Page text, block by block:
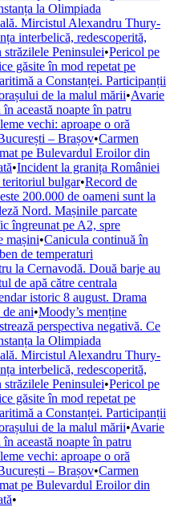
la Olimpiada
Mircistul Alexandru Thury-
interbelică, redescoperită,
Peninsulei•Pericol pe
găsite în mod repetat pe
a Constanței. Participanții
de la malul mării•Avarie
această noapte în patru
vechi: aproape o oră
– Brașov•Carmen
pe Bulevardul Eroilor din
•Incident la granița României
bulgar•Record de
200.000 de oameni sunt la
Nord. Mașinile parcate
îngreunat pe A2, spre
mașini•Canicula continuă în
de temperaturi
la Cernavodă. Două barje au
de apă către centrala
istoric 8 august. Drama
ani•Moody’s menține
perspectiva negativă. Ce
la Olimpiada
Mircistul Alexandru Thury-
interbelică, redescoperită,
Peninsulei•Pericol pe
găsite în mod repetat pe
a Constanței. Participanții
de la malul mării•Avarie
această noapte în patru
vechi: aproape o oră
– Brașov•Carmen
pe Bulevardul Eroilor din
•